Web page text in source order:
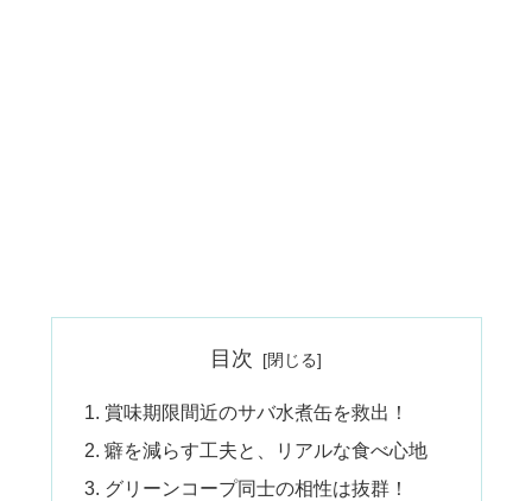
目次
賞味期限間近のサバ水煮缶を救出！
癖を減らす工夫と、リアルな食べ心地
グリーンコープ同士の相性は抜群！